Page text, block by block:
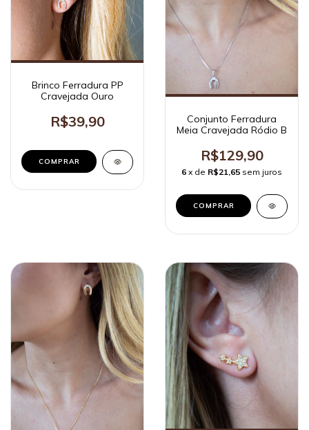
Brinco Ferradura PP
Cravejada Ouro
R$39,90
Conjunto Ferradura
Meia Cravejada Ródio B
R$129,90
6 x de R$21,65 sem juros